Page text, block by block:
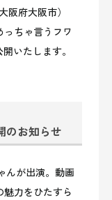
阪府大阪市）
っちゃ言うフワ
いたします。
のお知らせ
んが出演。動画
力をひたすら